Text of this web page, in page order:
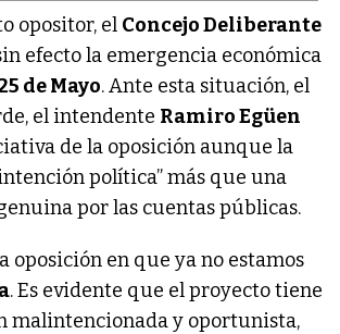
opositor, el Concejo Deliberante
efecto la emergencia económica
de Mayo. Ante esta situación, el
el intendente Ramiro Egüen
de la oposición aunque la
política” más que una
por las cuentas públicas.
oposición en que ya no estamos
. Es evidente que el proyecto tiene
malintencionada y oportunista,